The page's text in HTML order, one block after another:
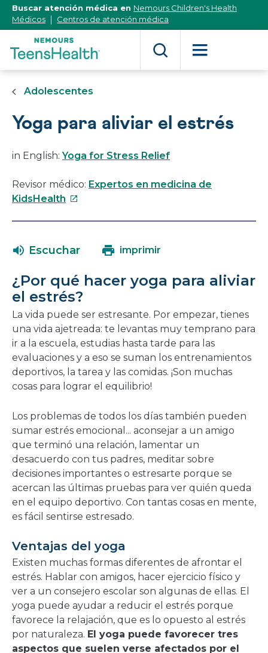
[Skip
Content]
Buscar atención médica en Nemours Children's Health
Médicos
Centros de atención médica
Adolescentes
Yoga para aliviar el estrés
in English:Yoga for Stress Relief
Revisor médico: Expertos en medicina de
KidsHealth Este
en
nueva
ventana
Escuchar imprimir
¿Por qué hacer yoga para aliviar
el estrés?
La vida puede ser estresante. Por empezar, tienes
una vida ajetreada: te levantas muy temprano para
ir a la escuela, estudias hasta tarde para las
evaluaciones y a eso se suman los entrenamientos
deportivos, la tarea y las comidas. ¡Son muchas
cosas para lograr el equilibrio!
Los problemas de todos los días también pueden
sumar estrés emocional... aconsejar a un amigo
que terminó una relación, lamentar un
desacuerdo con tus padres, meditar sobre
decisiones importantes o estresarte porque se
acercan las últimas pruebas para ver quién queda
en el equipo deportivo. Con tantas cosas en mente,
es fácil sentirse estresado.
Ventajas del yoga
Existen muchas formas diferentes de afrontar el
estrés. Hablar con amigos, hacer ejercicio físico y
ver a un consejero escolar son algunas de ellas. El
yoga puede ayudar a reducir el estrés porque
favorece la relajación, que es lo opuesto al estrés
por naturaleza. El yoga puede favorecer tres
aspectos que suelen verse afectados por el